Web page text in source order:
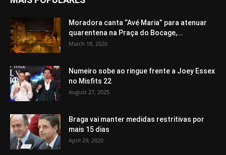
Moradora canta “Avé Maria” para atenuar
quarentena na Praça do Bocage,...
March 18, 2020
Numeiro sobe ao ringue frente a Joey Essex
no Misfits 22
August 27, 2025
Braga vai manter medidas restritivas por
mais 15 dias
April 29, 2020